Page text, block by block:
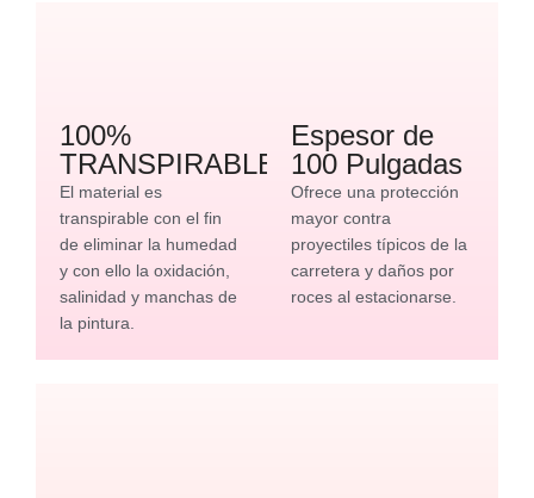
100%
TRANSPIRABLE
El material es
transpirable con el fin
de eliminar la humedad
y con ello la oxidación,
salinidad y manchas de
la pintura.
Espesor de
100 Pulgadas
Ofrece una protección
mayor contra
proyectiles típicos de la
carretera y daños por
roces al estacionarse.